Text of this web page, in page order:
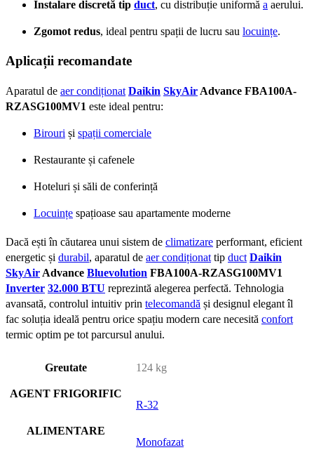
Instalare discretă tip duct, cu distribuție uniformă a aerului.
Zgomot redus, ideal pentru spații de lucru sau locuințe.
Aplicații recomandate
Aparatul de aer condiționat Daikin SkyAir Advance FBA100A-
RZASG100MV1 este ideal pentru:
Birouri și spații comerciale
Restaurante și cafenele
Hoteluri și săli de conferință
Locuințe spațioase sau apartamente moderne
Dacă ești în căutarea unui sistem de climatizare performant, eficient
energetic și durabil, aparatul de aer condiționat tip duct Daikin
SkyAir Advance Bluevolution FBA100A-RZASG100MV1
Inverter 32.000 BTU reprezintă alegerea perfectă. Tehnologia
avansată, controlul intuitiv prin telecomandă și designul elegant îl
fac soluția ideală pentru orice spațiu modern care necesită confort
termic optim pe tot parcursul anului.
Greutate 124 kg
AGENT FRIGORIFIC
R-32
ALIMENTARE
Monofazat